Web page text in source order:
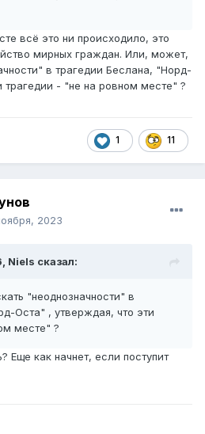
всё это ни происходило, это
мирных граждан. Или, может,
в трагедии Беслана, "Норд-
трагедии - "не на ровном месте" ?
1 11
2023
Niels сказал:
"неоднозначности" в
Оста" , утверждая, что эти
месте" ?
Еще как начнет, если поступит